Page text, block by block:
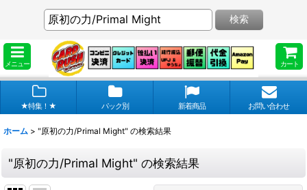
メニュー カート
検索
★特集！★ パック別 新着商品 お問い合わせ
ホーム > "原初の力/Primal Might" の検索結果
"原初の力/Primal Might" の検索結果